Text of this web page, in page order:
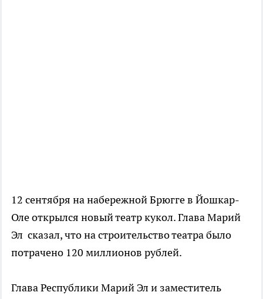
12 сентября на набережной Брюгге в Йошкар-
Оле открылся новый театр кукол. Глава Марий
Эл сказал, что на строительство театра было
потрачено 120 миллионов рублей.
Глава Республики Марий Эл и заместитель